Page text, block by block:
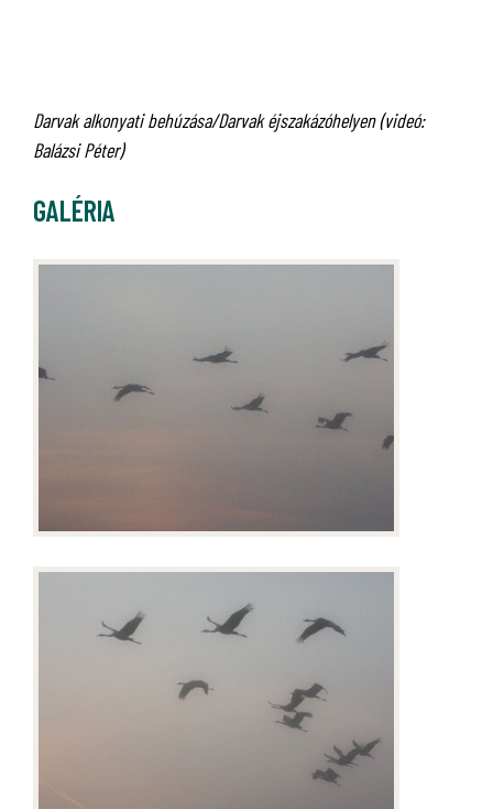
Darvak alkonyati behúzása/Darvak éjszakázóhelyen (videó:
Balázsi Péter)
GALÉRIA